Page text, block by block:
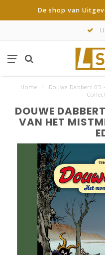
De shop van
Home
Douwe Dabbert
DOUWE
VAN HET